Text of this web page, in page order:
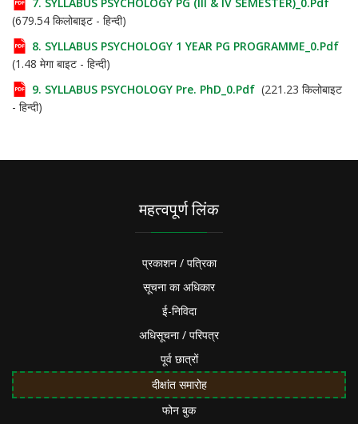
(679.54 किलोबाइट - हिन्दी)
8. SYLLABUS PSYCHOLOGY 1 YEAR PG PROGRAMME_0.pdf
(1.48 मेगा बाइट - हिन्दी)
9. SYLLABUS PSYCHOLOGY Pre. PhD_0.pdf (221.23 किलोबाइट
- हिन्दी)
महत्वपूर्ण लिंक
प्रकाशन / पत्रिका
सूचना का अधिकार
ई-निविदा
अधिसूचना / परिपत्र
पूर्व छात्रों
दीक्षांत समारोह
फोन बुक